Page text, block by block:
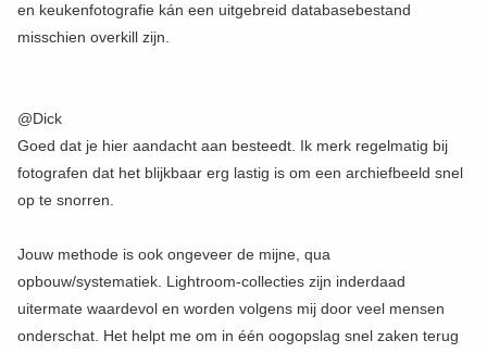
en keukenfotografie kán een uitgebreid databasebestand
misschien overkill zijn.
@Dick
Goed dat je hier aandacht aan besteedt. Ik merk regelmatig bij
fotografen dat het blijkbaar erg lastig is om een archiefbeeld snel
op te snorren.
Jouw methode is ook ongeveer de mijne, qua
opbouw/systematiek. Lightroom-collecties zijn inderdaad
uitermate waardevol en worden volgens mij door veel mensen
onderschat. Het helpt me om in één oogopslag snel zaken terug